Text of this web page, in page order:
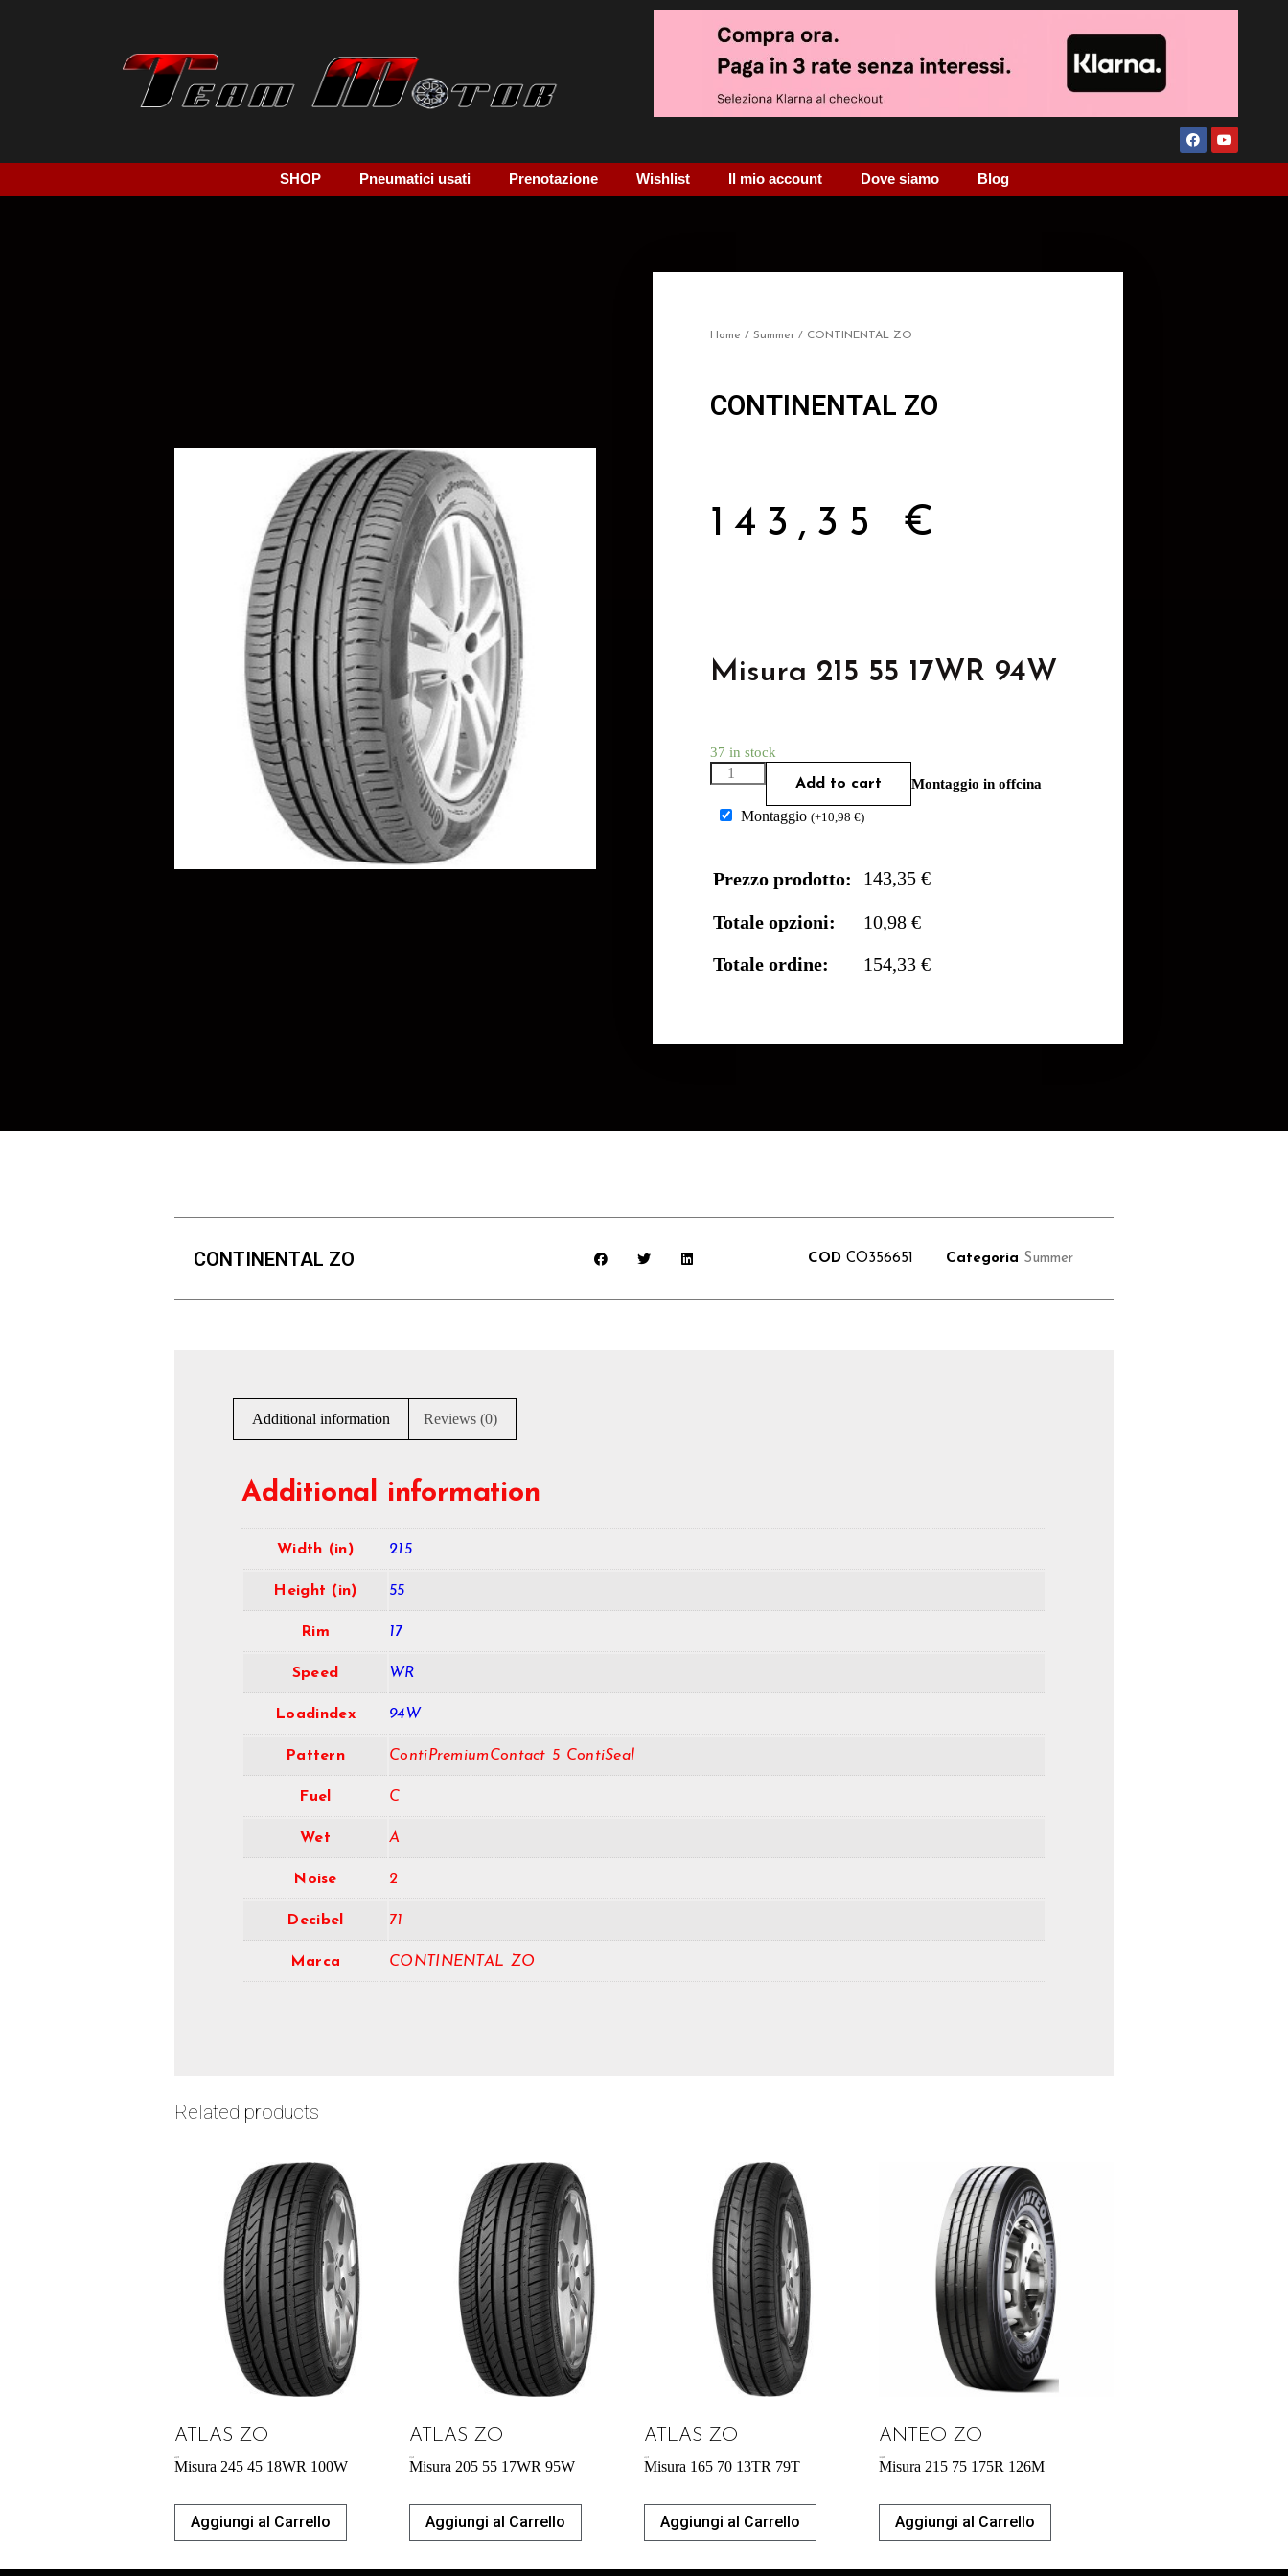
SHOP Pneumatici usati Prenotazione Wishlist Il mio account Dove siamo Blog
Home / Summer / CONTINENTAL ZO
CONTINENTAL ZO
143,35 €
Misura 215 55 17WR 94W
37 in stock
Add to cart Montaggio in offcina
Montaggio (+10,98 €)
Prezzo prodotto: 143,35 €
Totale opzioni:
10,98 €
Totale ordine:
154,33 €
CONTINENTAL ZO COD CO356651 Categoria Summer
Additional information Reviews (0)
Additional information
Width (in) 215
Height (in) 55
Rim 17
Speed WR
Loadindex 94W
Pattern ContiPremiumContact 5 ContiSeal
Fuel C
Wet A
Noise 2
Decibel 71
Marca CONTINENTAL ZO
Related products
ATLAS ZO
Misura 245 45 18WR 100W
Aggiungi al Carrello
ATLAS ZO
Misura 205 55 17WR 95W
Aggiungi al Carrello
ATLAS ZO
Misura 165 70 13TR 79T
Aggiungi al Carrello
ANTEO ZO
Misura 215 75 175R 126M
Aggiungi al Carrello